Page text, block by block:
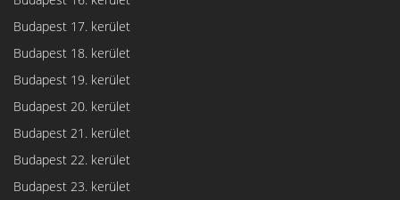
Budapest 17. kerület
Budapest 18. kerület
Budapest 19. kerület
Budapest 20. kerület
Budapest 21. kerület
Budapest 22. kerület
Budapest 23. kerület